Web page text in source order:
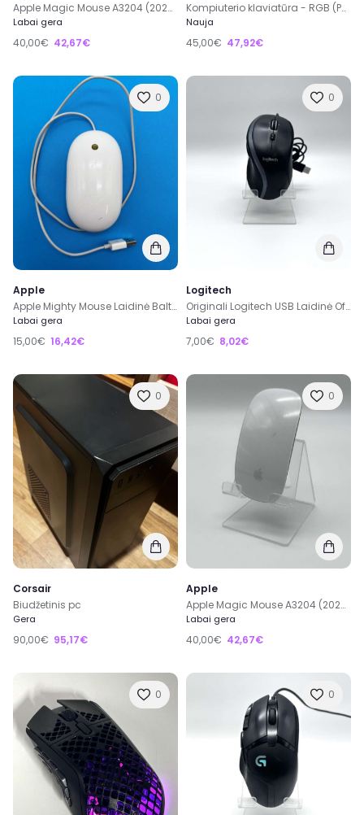
Apple Magic Mouse A3204 (2024) Wireless Belaidė Pelė
Labai gera
40,00€ 42,67€
Kompiuterio klaviatūra - RGB (PC)
Nauja
45,00€ 47,92€
0
Apple
Apple Mighty Mouse Laidinė Balta Pelė A1152 EMC No.: 2058
Labai gera
15,00€ 16,42€
0
Logitech
Originali Logitech USB Laidinė Ofiso Pelė / Darbui
Labai gera
7,00€ 8,02€
0
Corsair
Biudžetinis pc
Gera
90,00€ 95,17€
0
Apple
Apple Magic Mouse A3204 (2024) Wireless Belaidė Pelė
Labai gera
40,00€ 42,67€
0 0